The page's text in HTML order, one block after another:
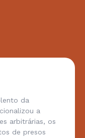
da
a
arbitrárias, os
de presos